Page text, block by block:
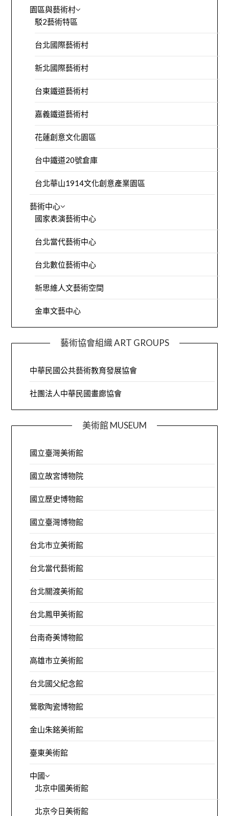
園區與藝術村
駁2藝術特區
台北國際藝術村
新北國際藝術村
台東鐵道藝術村
嘉義鐵道藝術村
花蓮創意文化園區
台中鐵道20號倉庫
台北華山1914文化創意產業園區
藝術中心
國家表演藝術中心
台北當代藝術中心
台北數位藝術中心
新思維人文藝術空間
金車文藝中心
藝術協會組織 ART GROUPS
中華民國公共藝術教育發展協會
社團法人中華民國畫廊協會
美術館 MUSEUM
國立臺灣美術館
國立故宮博物院
國立歷史博物館
國立臺灣博物館
台北市立美術館
台北當代藝術館
台北關渡美術館
台北鳳甲美術館
台南奇美博物館
高雄市立美術館
台北國父紀念館
鶯歌陶瓷博物館
金山朱銘美術館
臺東美術館
中國
北京中國美術館
北京今日美術館